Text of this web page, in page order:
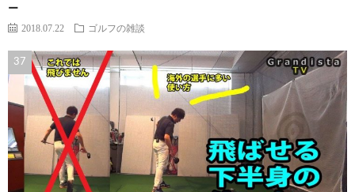
ー
2018.07.22 ゴルフの雑談